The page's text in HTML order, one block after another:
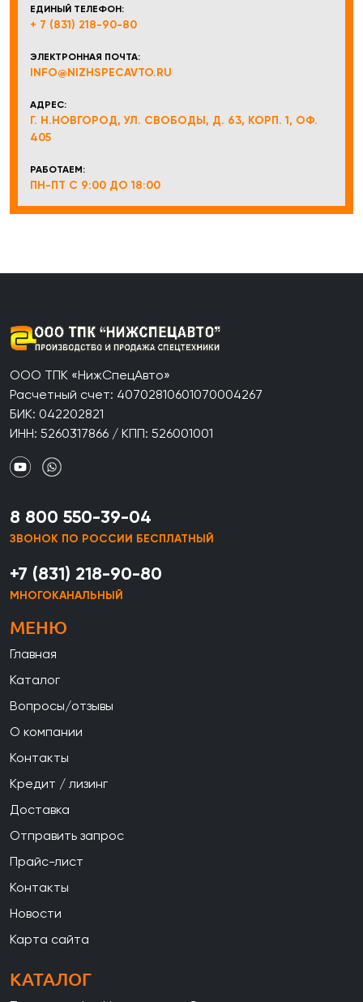
ЕДИНЫЙ ТЕЛЕФОН:
+ 7 (831) 218-90-80
ЭЛЕКТРОННАЯ ПОЧТА:
INFO@NIZHSPECAVTO.RU
АДРЕС:
Г. Н.НОВГОРОД, УЛ. СВОБОДЫ, Д. 63, КОРП. 1, ОФ.
405
РАБОТАЕМ:
ПН-ПТ С 9:00 ДО 18:00
ООО ТПК «НижСпецАвто»
Расчетный счет: 40702810601070004267
БИК: 042202821
ИНН: 5260317866 / КПП: 526001001
8 800 550-39-04
ЗВОНОК ПО РОССИИ БЕСПЛАТНЫЙ
+7 (831) 218-90-80
МНОГОКАНАЛЬНЫЙ
МЕНЮ
Главная
Каталог
Вопросы/отзывы
О компании
Контакты
Кредит / лизинг
Доставка
Отправить запрос
Прайс-лист
Контакты
Новости
Карта сайта
КАТАЛОГ